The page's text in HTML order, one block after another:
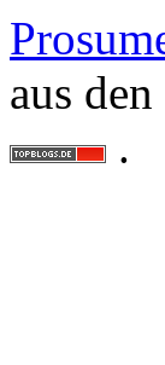
aus
.